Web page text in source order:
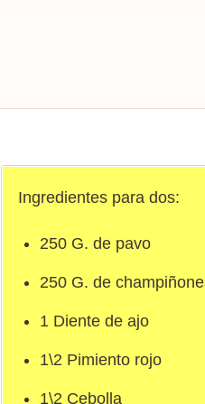
Ingredientes para dos:
250 G. de pavo
250 G. de
1 Diente de ajo
1\2 Pimiento rojo
1\2 Cebolla